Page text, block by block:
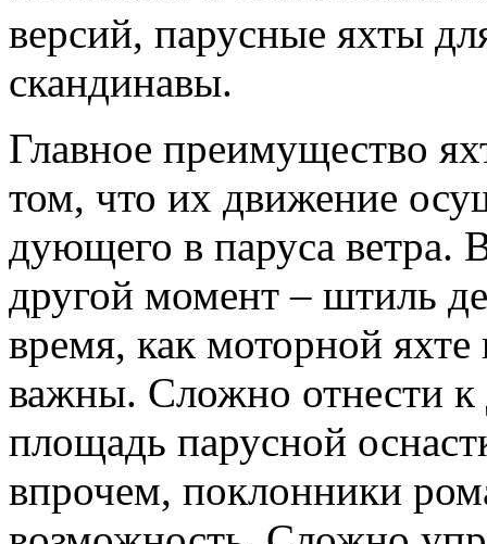
версий, парусные яхты
скандинавы.
Главное преимущество
том, что их движение
дующего в паруса ветра.
другой момент – штиль
время, как моторной
важны. Сложно отнести
площадь парусной
впрочем, поклонники